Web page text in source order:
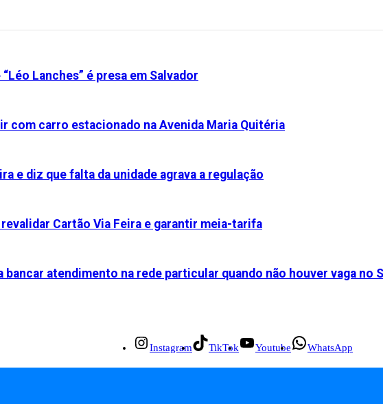
Lanches” é presa em Salvador
com carro estacionado na Avenida Maria Quitéria
e diz que falta da unidade agrava a regulação
Cartão Via Feira e garantir meia-tarifa
bancar atendimento na rede particular quando não houver vaga no
Instagram TikTok Youtube WhatsApp